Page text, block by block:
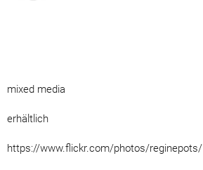
mixed media
erhältlich
https://www.flickr.com/photos/reginepots/